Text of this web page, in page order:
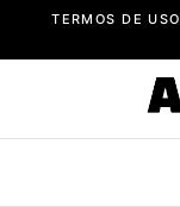
TERMOS DE USO